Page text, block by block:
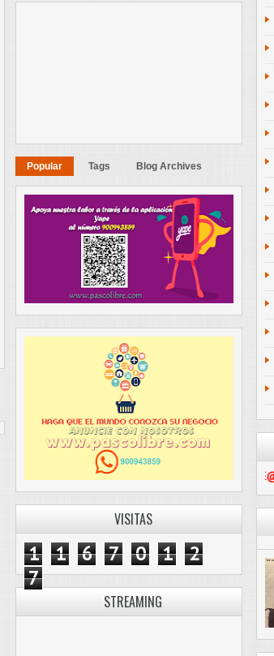
Popular Tags Blog Archives
VISITAS
1 1 6 7 0 1
2
7
STREAMING